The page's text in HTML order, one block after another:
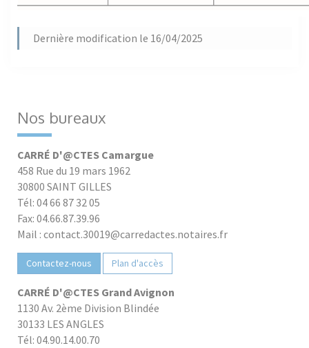
Dernière modification le 16/04/2025
Nos bureaux
CARRÉ D'@CTES Camargue
458 Rue du 19 mars 1962
30800 SAINT GILLES
Tél: 04 66 87 32 05
Fax: 04.66.87.39.96
Mail : contact.30019@carredactes.notaires.fr
Contactez-nous Plan d'accès
CARRÉ D'@CTES Grand Avignon
1130 Av. 2ème Division Blindée
30133 LES ANGLES
Tél: 04.90.14.00.70